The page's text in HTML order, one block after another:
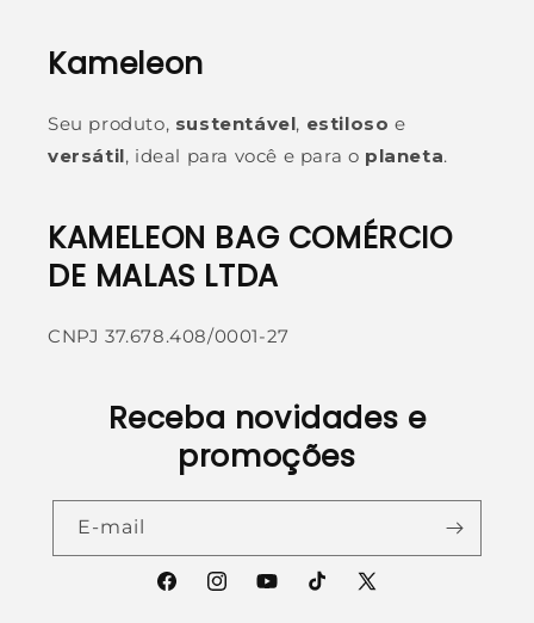
Kameleon
Seu produto, sustentável, estiloso e
versátil, ideal para você e para o planeta.
KAMELEON BAG COMÉRCIO
DE MALAS LTDA
CNPJ 37.678.408/0001-27
Receba novidades e
promoções
E-mail
FacebookInstagramYouTubeTikTokX